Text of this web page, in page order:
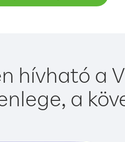
hívható a
a